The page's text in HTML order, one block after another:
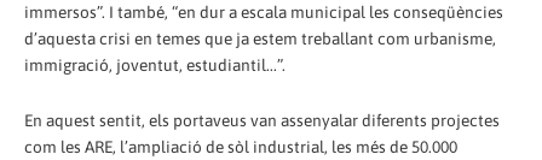
immersos”. I també, “en dur a escala municipal les conseqüències
d’aquesta crisi en temes que ja estem treballant com urbanisme,
immigració, joventut, estudiantil...”.
En aquest sentit, els portaveus van assenyalar diferents projectes
com les ARE, l’ampliació de sòl industrial, les més de 50.000